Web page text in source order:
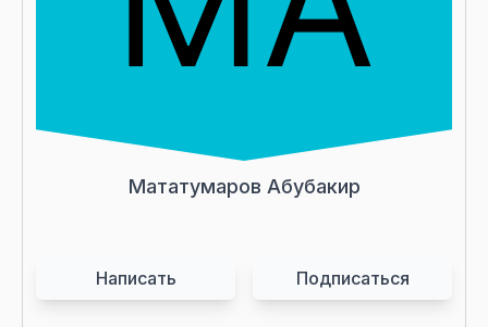
Мататумаров Абубакир
Написать Подписаться